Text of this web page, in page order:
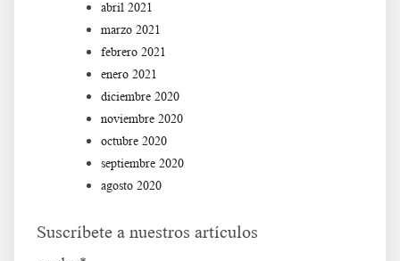
abril 2021
marzo 2021
febrero 2021
enero 2021
diciembre 2020
noviembre 2020
octubre 2020
septiembre 2020
agosto 2020
Suscríbete a nuestros artículos